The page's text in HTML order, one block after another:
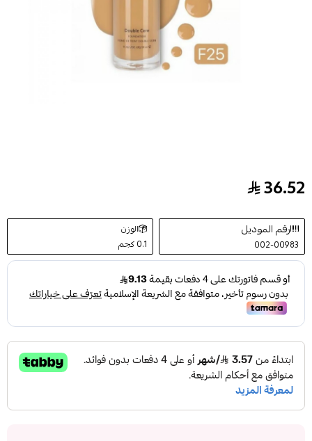
كريم أساس سائل F25 من بلوفير 30 مل
36.52
رقم الموديل
002-00983
الوزن
0.1 كجم